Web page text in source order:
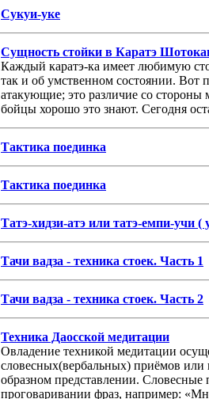
Сукуи-уке
Сущность стойки в Каратэ
Каждый каратэ-ка имеет любимую
так и об умственном состоянии. Вот
атакующие; это различие со
бойцы хорошо это знают. Сегодня
Тактика поединка
Тактика поединка
Татэ-хидзи-атэ или татэ-емпи-учи (
Тачи вадза - техника стоек. Часть 1
Тачи вадза - техника стоек. Часть 2
Техника Даосской медитации
Овладение техникой медитации
словесных(вербальных) приёмов
образном представлении. Словесные
проговаривании фраз, например: